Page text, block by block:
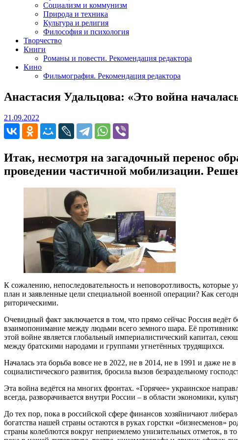
Социализм и коммунизм
Природа и техника
Культура и религия
Философия и психология
Творчество
Книги
Романы и повести. Рекомендация редактора
Кино
Фильмография. Рекомендация редактора
Анастасия Удальцова: «Это война
21.09.2022
Итак, несмотря на загадочный перенос
проведении частичной мобилизации.
К сожалению, непоследовательность и неповоротливость, которые
план и заявленные цели специальной военной операции? Как
риторическими.
Очевидный факт заключается в том, что прямо сейчас Россия ведёт
взаимопонимание между людьми всего земного шара. Её
этой войне является глобальный империалистический капитал,
между братскими народами и группами угнетённых трудящихся.
Началась эта борьба вовсе не в 2022, не в 2014, не в 1991 и даже
социалистического развития, бросила вызов безраздельному
Эта война ведётся на многих фронтах. «Горячее» украинское
всегда, разворачивается внутри России – в области экономики,
До тех пор, пока в российской сфере финансов хозяйничают
богатства нашей страны остаются в руках горстки
страны колеблются вокруг неприемлемо унизительных отметок, в